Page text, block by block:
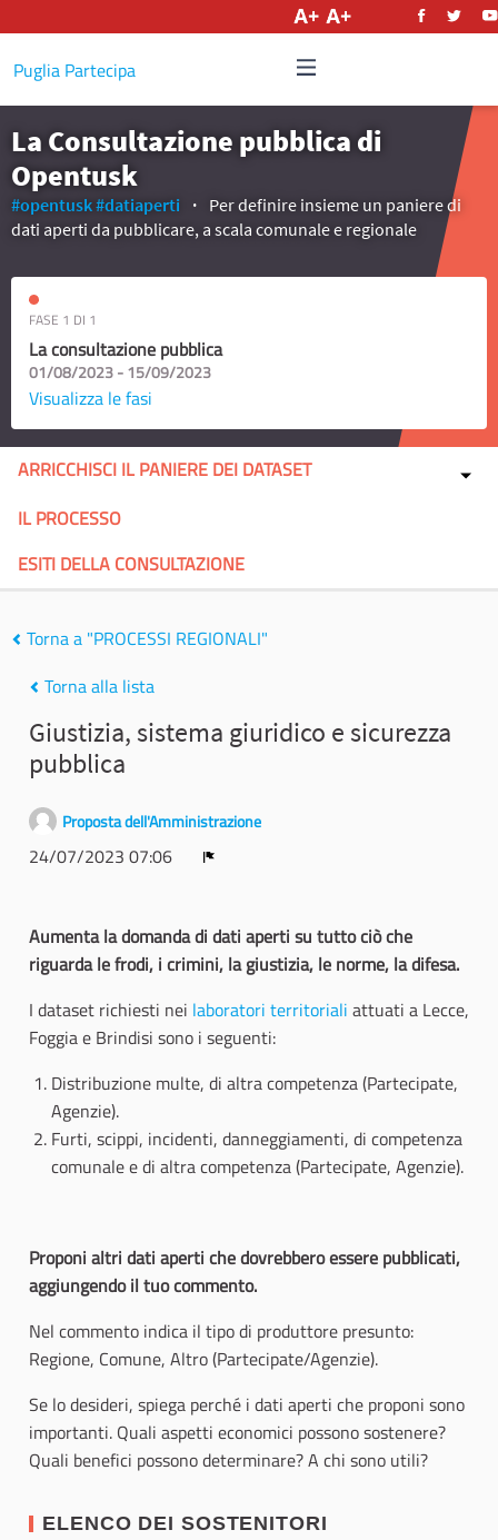
Puglia Partecipa
La Consultazione pubblica di
Opentusk
#opentusk#datiaperti
Per definire insieme un paniere di
dati aperti da pubblicare, a scala comunale e regionale
FASE 1 DI 1
La consultazione pubblica
01/08/2023 - 15/09/2023
Visualizza le fasi
ARRICCHISCI IL PANIERE DEI DATASET
IL PROCESSO
ESITI DELLA CONSULTAZIONE
Torna a "PROCESSI REGIONALI"
Torna alla lista
Giustizia, sistema giuridico e sicurezza
pubblica
Proposta dell'Amministrazione
24/07/2023 07:06
Aumenta la domanda di dati aperti su tutto ciò che
riguarda le frodi, i crimini, la giustizia, le norme, la difesa.
I dataset richiesti nei laboratori territoriali attuati a Lecce,
Foggia e Brindisi sono i seguenti:
Distribuzione multe, di altra competenza (Partecipate,
Agenzie).
Furti, scippi, incidenti, danneggiamenti, di competenza
comunale e di altra competenza (Partecipate, Agenzie).
Proponi altri dati aperti che dovrebbero essere pubblicati,
aggiungendo il tuo commento.
Nel commento indica il tipo di produttore presunto:
Regione, Comune, Altro (Partecipate/Agenzie).
Se lo desideri, spiega perché i dati aperti che proponi sono
importanti. Quali aspetti economici possono sostenere?
Quali benefici possono determinare? A chi sono utili?
ELENCO DEI SOSTENITORI